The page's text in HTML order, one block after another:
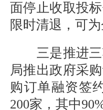
面停止收取投
限时清退，可
三是推进
局推出政府采
购订单融资签
200家，其中